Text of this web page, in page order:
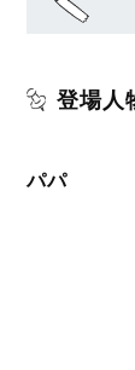
登場人
パパ